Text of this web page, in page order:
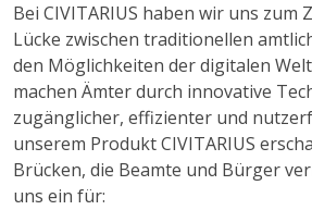
Bei CIVITARIUS haben wir uns zum
Lücke zwischen traditionellen
den Möglichkeiten der digitalen
machen Ämter durch innovative
zugänglicher, effizienter und
unserem Produkt CIVITARIUS
Brücken, die Beamte und Bürger
uns ein für: